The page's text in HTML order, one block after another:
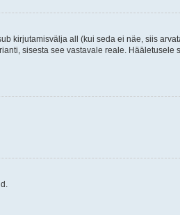
kirjutamisvälja all (kui seda ei näe, siis
sisesta see vastavale reale. Hääletusele